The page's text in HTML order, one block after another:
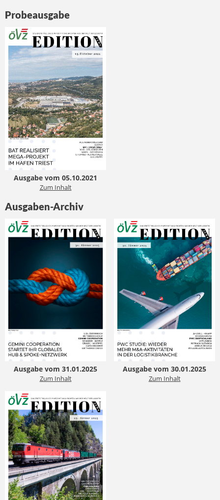
Probeausgabe
Ausgabe vom 05.10.2021
Zum Inhalt
Ausgaben-Archiv
Ausgabe vom 31.01.2025
Zum Inhalt
Ausgabe vom 30.01.2025
Zum Inhalt